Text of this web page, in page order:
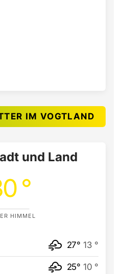
IM VOGTLAND
und Land
°
HIMMEL
27° 13 °
25° 10 °